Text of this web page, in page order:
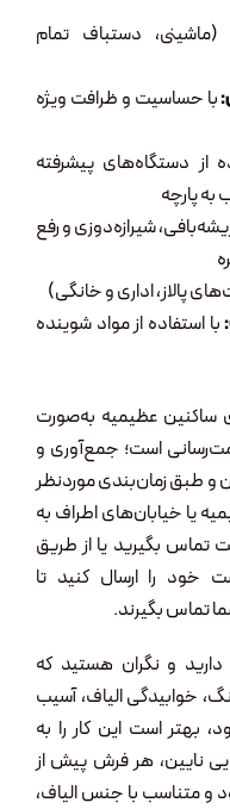
(ماشینی، دستباف تمام
با حساسیت و ظرافت ویژه
از دستگاه‌های پیشرفته
پارچه
شیرازه‌دوزی و رفع
پالاز، اداری و خانگی)
با استفاده از مواد شوینده
ساکنین عظیمیه به‌صورت
است؛ جمع‌آوری و
و طبق زمان‌بندی موردنظر
یا خیابان‌های اطراف به
تماس بگیرید یا از طریق
خود را ارسال کنید تا
تماس بگیرند.
و نگران هستید که
خوابیدگی الیاف، آسیب
بهتر است این کار را به
نایین، هر فرش پیش از
متناسب با جنس الیاف،